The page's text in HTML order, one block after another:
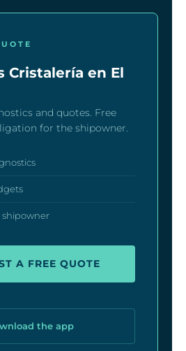
Cristalería en El
and quotes. Free
for the shipowner.
shipowner
A FREE QUOTE
the app